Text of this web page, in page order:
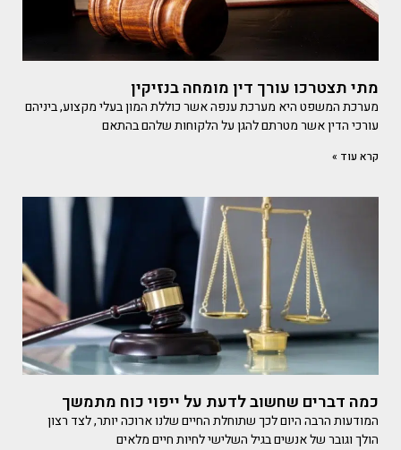
מתי תצטרכו עורך דין מומחה בנזיקין
מערכת המשפט היא מערכת ענפה אשר כוללת המון בעלי מקצוע, ביניהם
עורכי הדין אשר מטרתם להגן על הלקוחות שלהם בהתאם
קרא עוד »
כמה דברים שחשוב לדעת על ייפוי כוח מתמשך
המודעות הרבה היום לכך שתוחלת החיים שלנו ארוכה יותר, לצד רצון
הולך וגובר של אנשים בגיל השלישי לחיות חיים מלאים